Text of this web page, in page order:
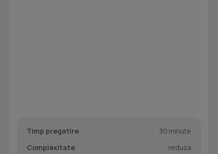
Timp pregatire
30 minute
Complexitate
redusa